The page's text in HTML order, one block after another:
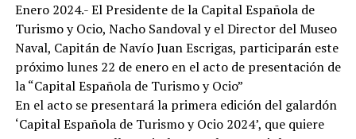
Enero 2024.- El Presidente de la Capital Española de
Turismo y Ocio, Nacho Sandoval y el Director del Museo
Naval, Capitán de Navío Juan Escrigas, participarán este
próximo lunes 22 de enero en el acto de presentación de
la “Capital Española de Turismo y Ocio”
En el acto se presentará la primera edición del galardón
‘Capital Española de Turismo y Ocio 2024’, que quiere